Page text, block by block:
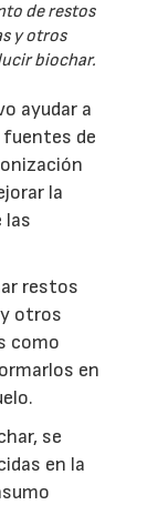
de restos
y otros
biochar.
ayudar a
de
la
las
restos
otros
como
en
se
en la